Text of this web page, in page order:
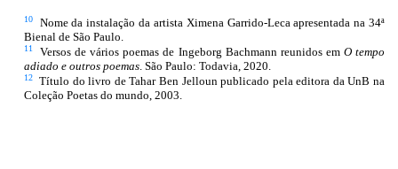
10Nome da instalação da artista Ximena Garrido-Leca apresentada na 34ª
Bienal de São Paulo.
11Versos de vários poemas de Ingeborg Bachmann reunidos em O tempo
adiado e outros poemas. São Paulo: Todavia, 2020.
12Título do livro de Tahar Ben Jelloun publicado pela editora da UnB na
Coleção Poetas do mundo, 2003.